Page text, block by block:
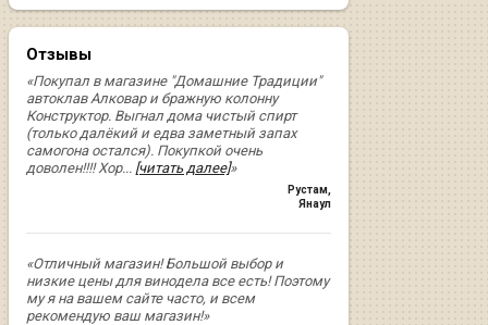
Отзывы
«Покупал в магазине "Домашние Традиции"
автоклав Алковар и бражную колонну
Конструктор. Выгнал дома чистый спирт
(только далёкий и едва заметный запах
самогона остался). Покупкой очень
доволен!!!! Хор... [читать далее]»
Рустам
Янаул
«Отличный магазин! Большой выбор и
низкие цены для винодела все есть! Поэтому
му я на вашем сайте часто, и всем
рекомендую ваш магазин!»